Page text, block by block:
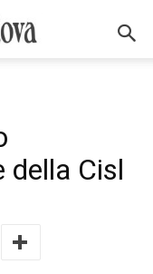
della Cisl